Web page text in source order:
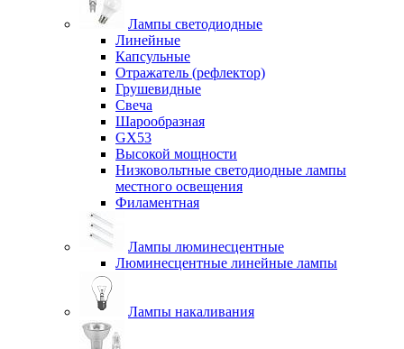
Лампы светодиодные
Линейные
Капсульные
Отражатель (рефлектор)
Грушевидные
Свеча
Шарообразная
GX53
Высокой мощности
Низковольтные светодиодные лампы
местного освещения
Филаментная
Лампы люминесцентные
Люминесцентные линейные лампы
Лампы накаливания